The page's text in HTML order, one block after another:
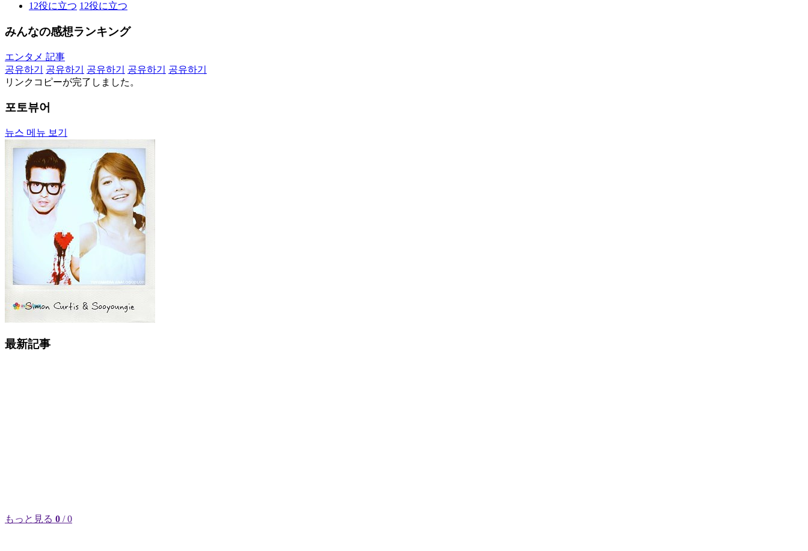
12役に立つ 12役に立つ
みんなの感想ランキング
エンタメ 記事
공유하기
공유하기 공유하기 공유하기
공유하기
リンクコピーが完了しました。
포토뷰어
뉴스 메뉴 보기
最新記事
もっと見る 0 / 0